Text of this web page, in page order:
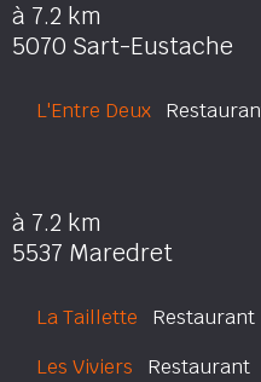
à 7.2 km
5070 Sart-Eustache
L'Entre Deux
à 7.2 km
5537 Maredret
La Taillette Restaurant
Les Viviers Restaurant